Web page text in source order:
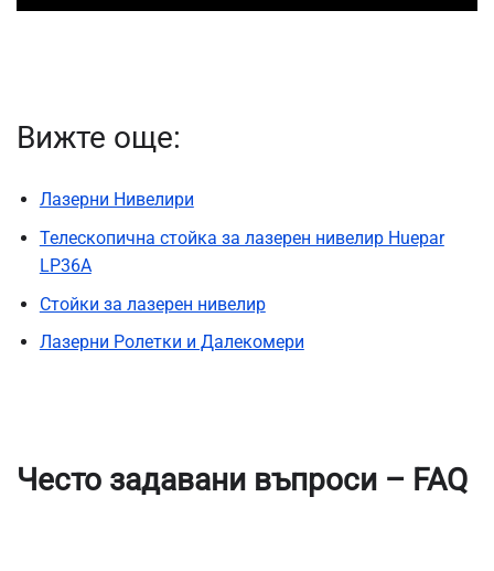
Вижте още:
Лазерни Нивелири
Телескопична стойка за лазерен нивелир Huepar
LP36A
Стойки за лазерен нивелир
Лазерни Ролетки и Далекомери
Често задавани въпроси – FAQ